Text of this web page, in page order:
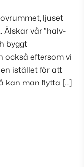
ljuset
Älskar vår ”halv-
byggt
också eftersom vi
istället för att
kan man flytta […]